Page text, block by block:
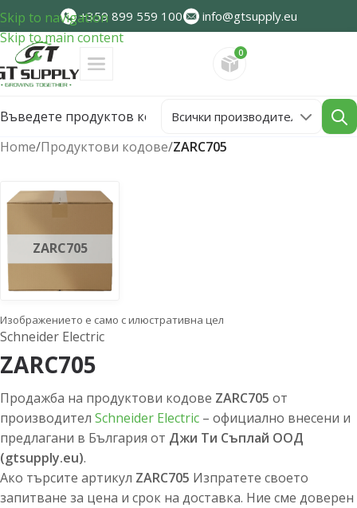
Skip to navigation
Skip to main content
+359 899 559 100 info@gtsupply.eu
0
Home/Продуктови кодове/ZARC705
ZARC705
Изображението е само с илюстративна цел
Schneider Electric
ZARC705
Продажба на продуктови кодове ZARC705 от
производител Schneider Electric – официално внесени и
предлагани в България от Джи Ти Съплай ООД
(gtsupply.eu).
Ако търсите артикул ZARC705 Изпратете своето
запитване за цена и срок на доставка. Ние сме доверен